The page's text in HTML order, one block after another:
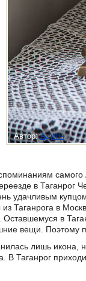
Автор:Админ
самого
в Таганрог
удачливым
из Таганрога в
Оставшемуся в
вещи. Поэтому
лишь икона,
В Таганрог